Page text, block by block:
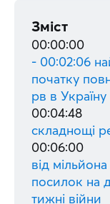
Зміст
00:00:00
- 00:02:06
початку
рв в Україну
00:04:48
складнощі
00:06:00
від
посилок на
тижні війни